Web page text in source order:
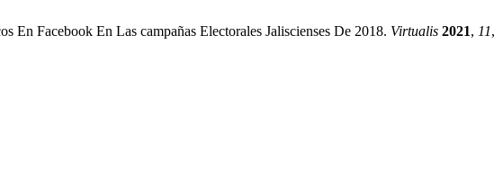
En Facebook En Las campañas Electorales Jaliscienses De 2018. Virtualis 2021, 11,